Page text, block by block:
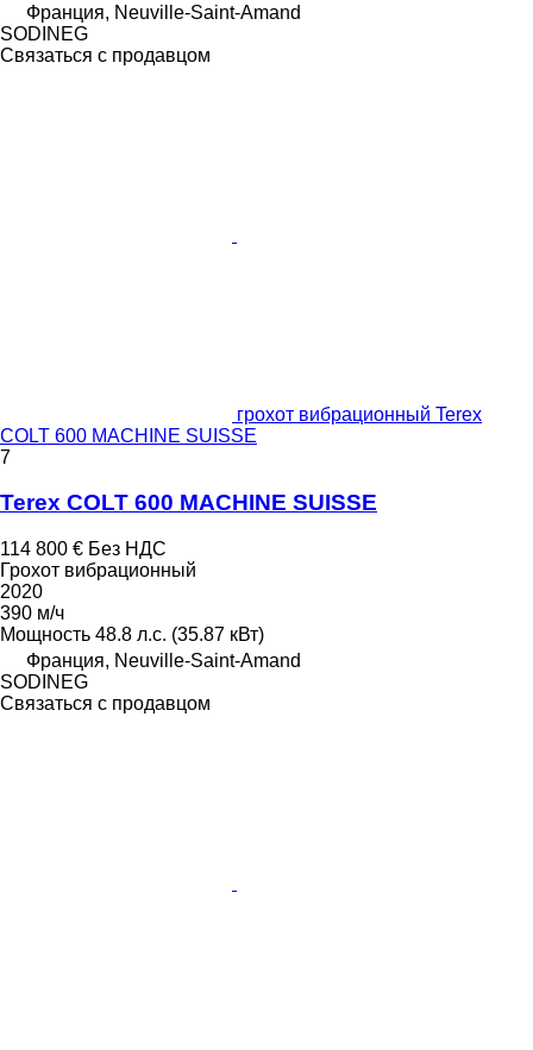
Франция, Neuville-Saint-Amand
SODINEG
Связаться с продавцом
грохот вибрационный Terex
COLT 600 MACHINE SUISSE
7
Terex COLT 600 MACHINE SUISSE
114 800 € Без НДС
Грохот вибрационный
2020
390 м/ч
Мощность 48.8 л.с. (35.87 кВт)
Франция, Neuville-Saint-Amand
SODINEG
Связаться с продавцом